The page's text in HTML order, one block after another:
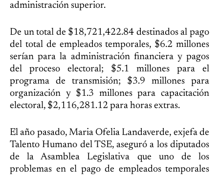
administración superior.
De un total de $18,721,422.84 destinados al pago
del total de empleados temporales, $6.2 millones
serían para la administración financiera y pagos
del proceso electoral; $5.1 millones para el
programa de transmisión; $3.9 millones para
organización y $1.3 millones para capacitación
electoral, $2,116,281.12 para horas extras.
El año pasado, Maria Ofelia Landaverde, exjefa de
Talento Humano del TSE, aseguró a los diputados
de la Asamblea Legislativa que uno de los
problemas en el pago de empleados temporales